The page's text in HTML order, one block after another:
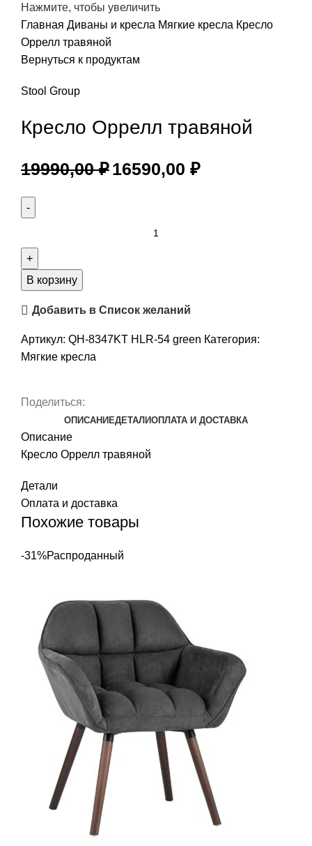
Нажмите, чтобы увеличить
Главная Диваны и кресла Мягкие кресла Кресло
Оррелл травяной
Вернуться к продуктам
Stool Group
Кресло Оррелл травяной
19990,00₽16590,00 ₽
В корзину
Добавить в Список желаний
Артикул: QH-8347KT HLR-54 green Категория:
Мягкие кресла
Поделиться:
ОПИСАНИЕДЕТАЛИОПЛАТА И ДОСТАВКА
Описание
Кресло Оррелл травяной
Детали
Оплата и доставка
Похожие товары
-31%Распроданный